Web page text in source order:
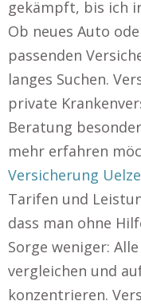
gekämpft, bis ich
Ob neues Auto
passenden
langes Suchen.
private
Beratung
mehr erfahren
Versicherung
Tarifen und
dass man ohne
Sorge weniger:
vergleichen und
konzentrieren.